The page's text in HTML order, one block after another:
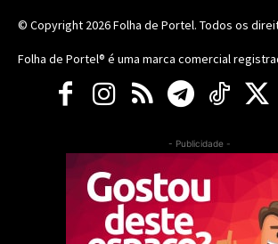
© Copyright 2026Folha de Portel. Todos os
Folha de Portel® é uma marca comercial
- Publicidade -